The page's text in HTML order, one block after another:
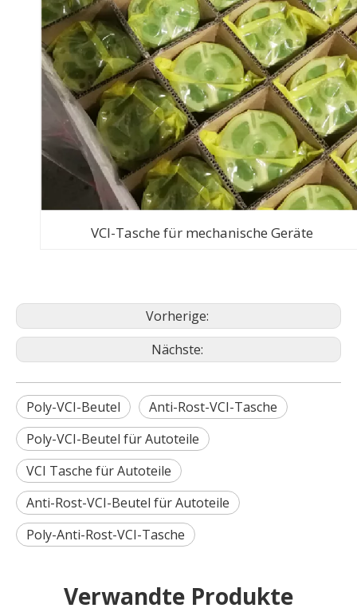
VCI-Tasche für mechanische Geräte
Vorherige:
Nächste:
Poly-VCI-Beutel
Anti-Rost-VCI-Tasche
Poly-VCI-Beutel für Autoteile
VCI Tasche für Autoteile
Anti-Rost-VCI-Beutel für Autoteile
Poly-Anti-Rost-VCI-Tasche
Verwandte Produkte